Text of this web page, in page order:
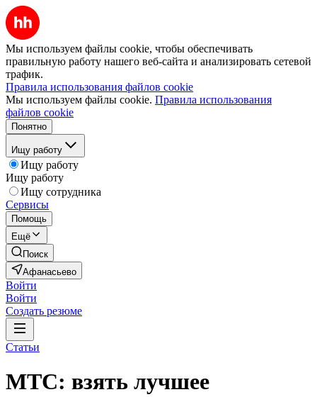
Мы используем файлы cookie, чтобы обеспечивать
правильную работу нашего веб-сайта и анализировать сетевой
трафик.
Правила использования файлов cookie
Мы используем файлы cookie. Правила использования
файлов cookie
Понятно
Ищу работу
Ищу работу
Ищу работу
Ищу сотрудника
Сервисы
Помощь
Ещё
Поиск
Афанасьево
Войти
Войти
Создать резюме
Статьи
МТС: взять лучшее